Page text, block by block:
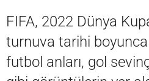
Contact / İletişim
FIFA, 2022 Dünya
turnuva tarihi
futbol anları, gol